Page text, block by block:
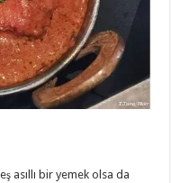
asıllı bir yemek olsa da